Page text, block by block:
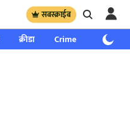
सबस्क्राईब
क्रीडा Crime साप्ताहिक